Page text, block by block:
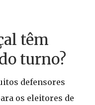
têm
turno?
defensores
os eleitores de